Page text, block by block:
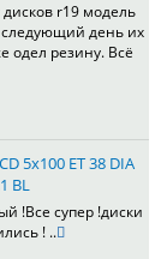
дисков r19 модель
день их
одел резину. Всё
5x100 ET 38 DIA
BL
!Все супер !диски
! ..